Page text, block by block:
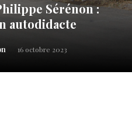
Sérénon :
autodidacte
16 octobre 2023